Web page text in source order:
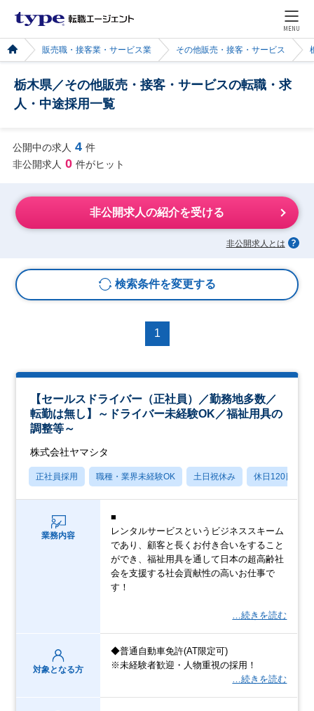
MENU
販売職・接客業・サービス業 その他販売・接客・サービス
栃木県／その他販売・接客・サービスの転職・求
人・中途採用一覧
公開中の求人 4 件
非公開求人 0 件がヒット
非公開求人の紹介を受ける
非公開求人とは
検索条件を変更する
1
【セールスドライバー（正社員）／勤務地多数／
転勤は無し】～ドライバー未経験OK／福祉用具の
調整等～
株式会社ヤマシタ
正社員採用 職種・業界未経験OK 土日祝休み 休日120日以上
業務内容
■
レンタルサービスというビジネススキーム
であり、顧客と長くお付き合いをすること
ができ、福祉用具を通して日本の超高齢社
会を支援する社会貢献性の高いお仕事で
す！
…続きを読む
対象となる方
◆普通自動車免許(AT限定可)
※未経験者歓迎・人物重視の採用！
…続きを読む